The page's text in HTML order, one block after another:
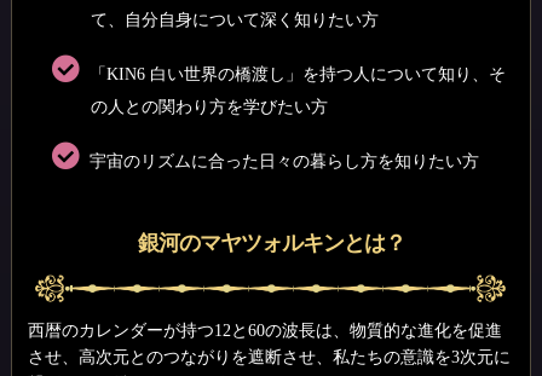
て、自分自身について深く知りたい方
「KIN6 白い世界の橋渡し」を持つ人について知り、そ
の人との関わり方を学びたい方
宇宙のリズムに合った日々の暮らし方を知りたい方
銀河のマヤツォルキンとは？
西暦のカレンダーが持つ12と60の波長は、物質的な進化を促進
させ、高次元とのつながりを遮断させ、私たちの意識を3次元に